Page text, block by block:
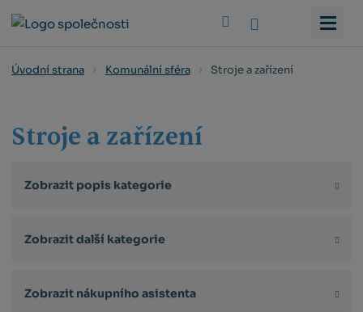
Úvodní strana Komunální sféra Stroje a zařízení
Stroje a zařízení
Zobrazit popis kategorie
Zobrazit další kategorie
Zobrazit nákupního asistenta